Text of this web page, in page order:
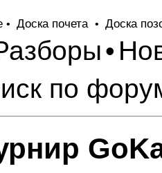
• Доска почета • Доска
•
по